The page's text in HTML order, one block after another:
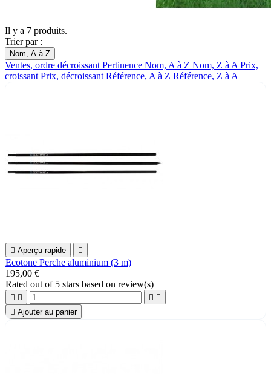
Il y a 7 produits.
Trier par :
Nom, A à Z
Ventes, ordre décroissant Pertinence Nom, A à Z Nom, Z à A Prix,
croissant Prix, décroissant Référence, A à Z Référence, Z à A
 Aperçu rapide 
Ecotone Perche aluminium (3 m)
195,00 €
Rated out of 5 stars based on review(s)
   
 Ajouter au panier